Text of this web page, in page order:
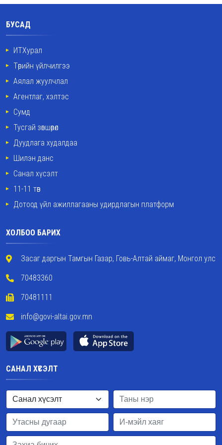
БУСАД
ИТХурал
Төрийн үйлчилгээ
Аялал жуулчлал
Агентлаг, хэлтэс
Сумд
Тусгай зөвшөөрөл
Дуудлага худалдаа
Шилэн данс
Санал хүсэлт
11-11 төв
Дотоод үйл ажиллагааны удирдлагын платформ
ХОЛБОО БАРИХ
Засаг даргын Тамгын Газар, Говь-Алтай аймаг, Монгол улс
70483360
70481111
info@govi-altai.gov.mn
САНАЛ ХҮСЭЛТ